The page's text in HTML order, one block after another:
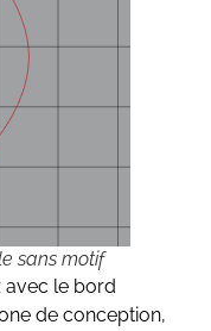
sans motif
avec le bord
de conception,